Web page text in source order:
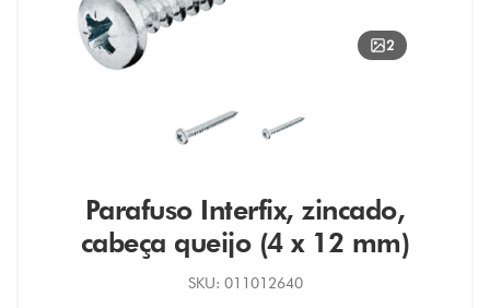
2
Parafuso Interfix, zincado,
cabeça queijo (4 x 12 mm)
SKU: 011012640